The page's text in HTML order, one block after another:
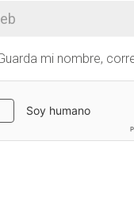
mi nombre,